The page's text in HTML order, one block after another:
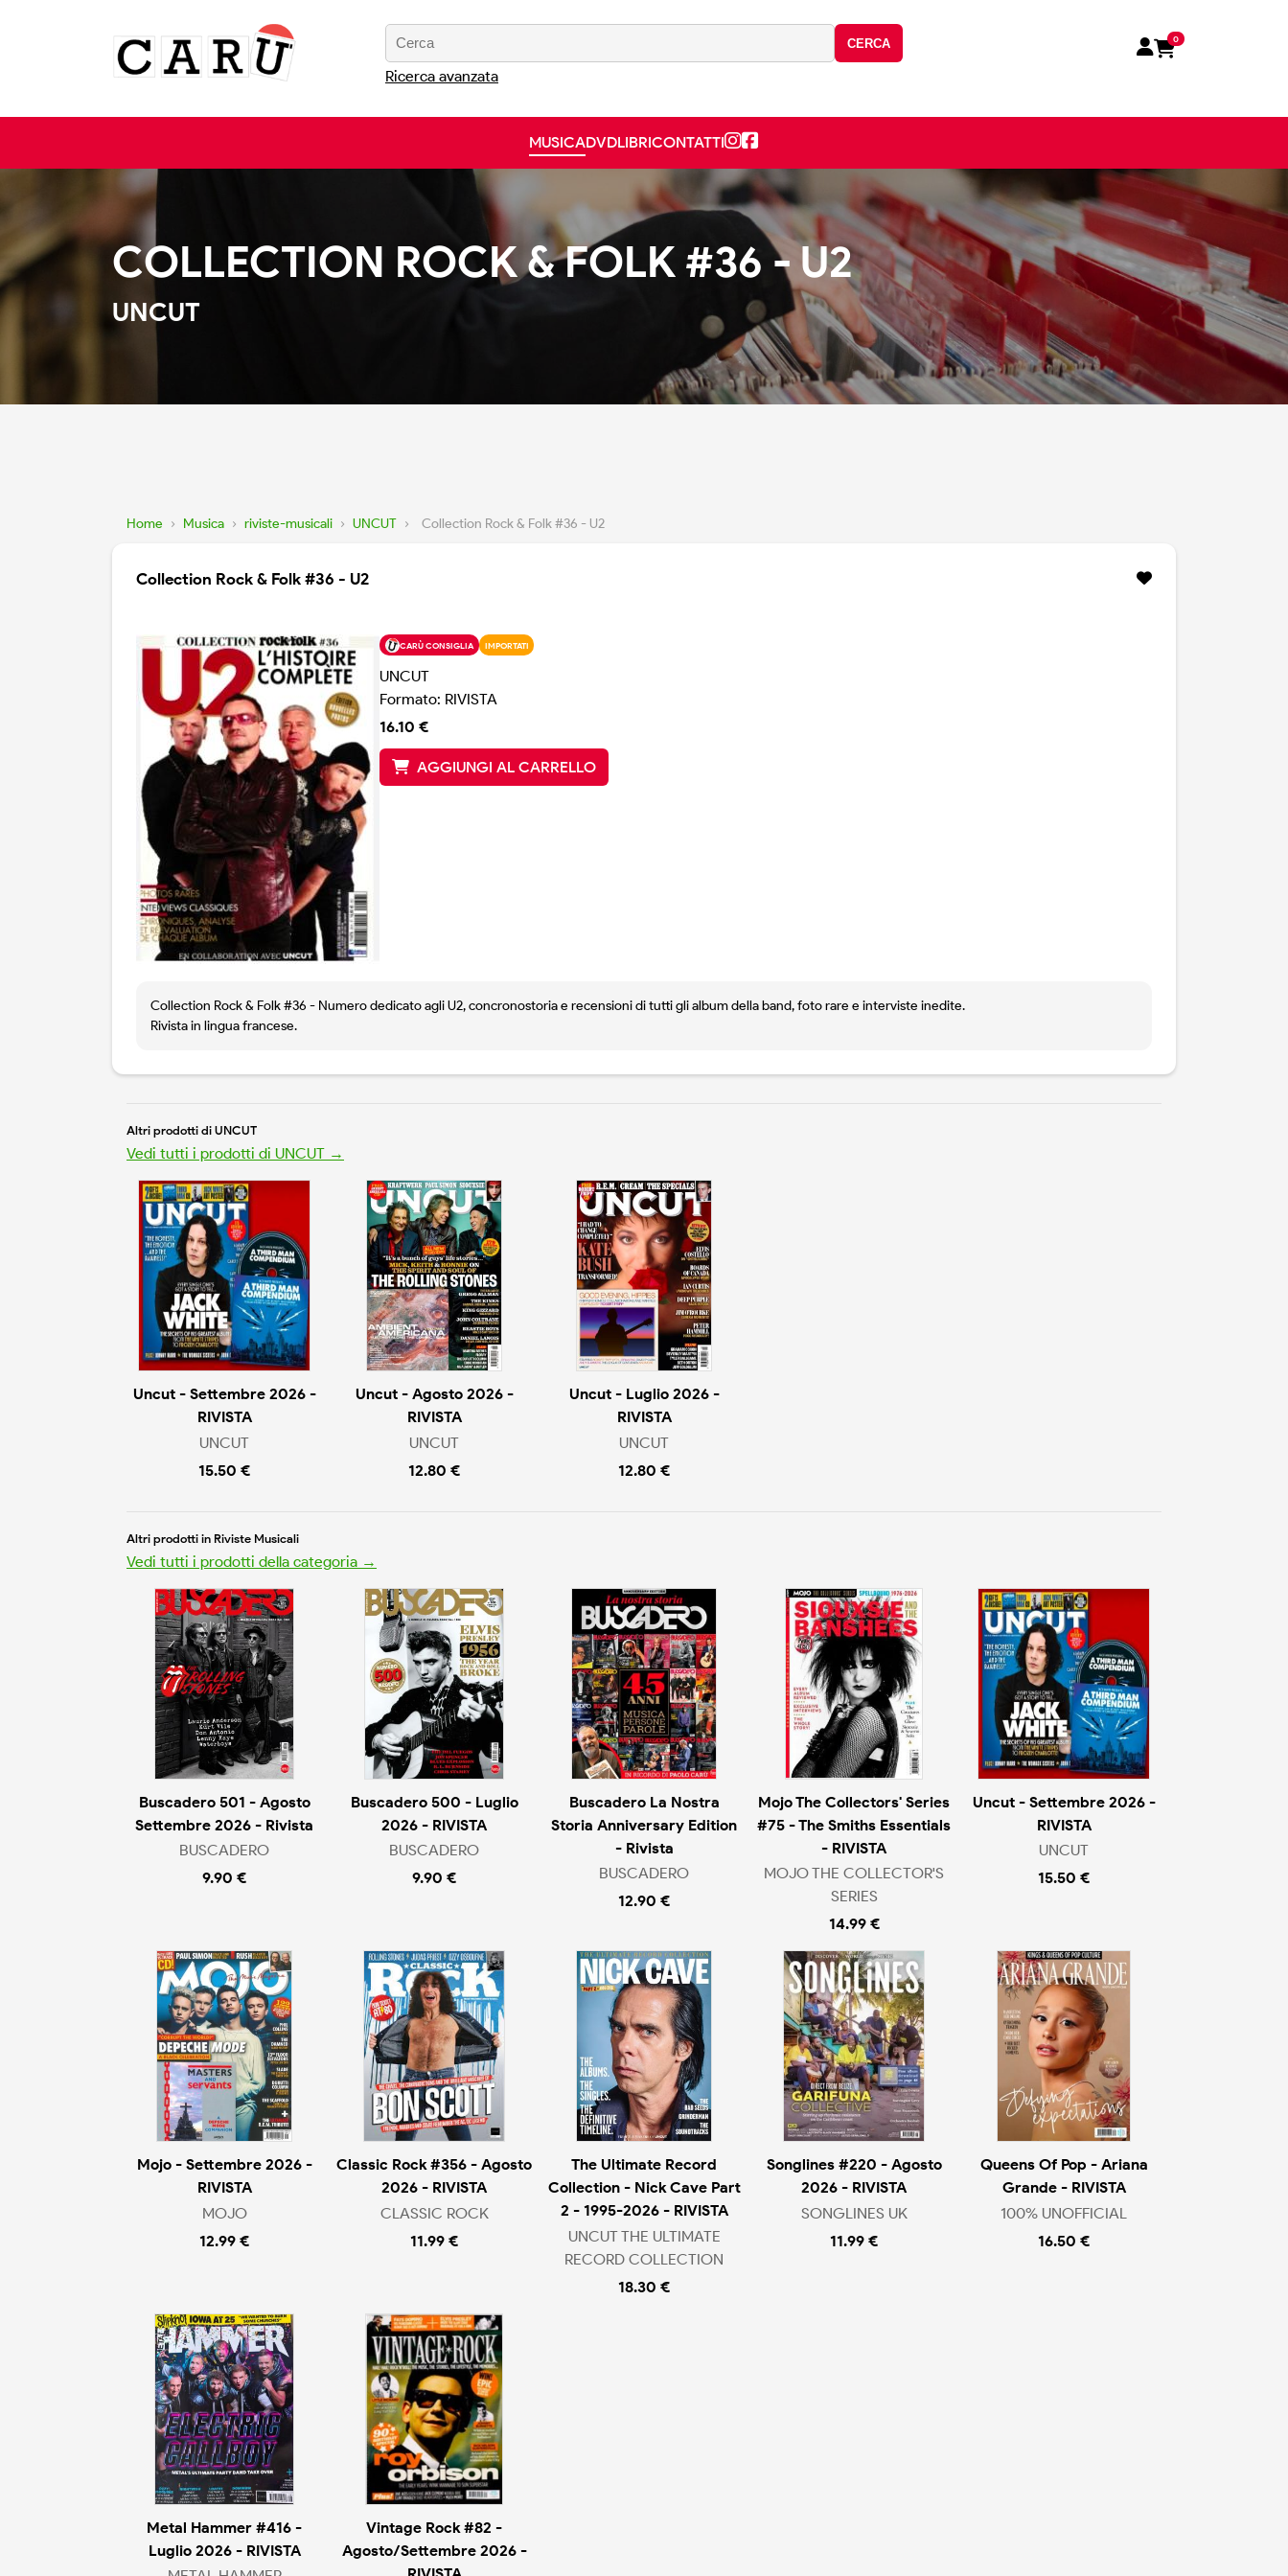
CERCA
Ricerca avanzata
0
MUSICADVDLIBRICONTATTI
COLLECTION ROCK & FOLK #36 - U2
UNCUT
Home › Musica › riviste-musicali › UNCUT › Collection Rock & Folk #36 - U2
Collection Rock & Folk #36 - U2
CARÙ CONSIGLIA IMPORTATI
UNCUT
Formato: RIVISTA
16.10 €
AGGIUNGI AL CARRELLO
Collection Rock & Folk #36 - Numero dedicato agli U2, concronostoria e recensioni di tutti gli album della band, foto rare e interviste inedite.
Rivista in lingua francese.
Altri prodotti di UNCUT
Vedi tutti i prodotti di UNCUT →
Uncut - Settembre 2026 -
RIVISTA
UNCUT
15.50 €
Uncut - Agosto 2026 -
RIVISTA
UNCUT
12.80 €
Uncut - Luglio 2026 -
RIVISTA
UNCUT
12.80 €
Altri prodotti in Riviste Musicali
Vedi tutti i prodotti della categoria →
Buscadero 501 - Agosto
Settembre 2026 - Rivista
BUSCADERO
9.90 €
Buscadero 500 - Luglio
2026 - RIVISTA
BUSCADERO
9.90 €
Buscadero La Nostra
Storia Anniversary Edition
- Rivista
BUSCADERO
12.90 €
Mojo The Collectors' Series
#75 - The Smiths Essentials
- RIVISTA
MOJO THE COLLECTOR'S
SERIES
14.99 €
Uncut - Settembre 2026 -
RIVISTA
UNCUT
15.50 €
Mojo - Settembre 2026 -
RIVISTA
MOJO
12.99 €
Classic Rock #356 - Agosto
2026 - RIVISTA
CLASSIC ROCK
11.99 €
The Ultimate Record
Collection - Nick Cave Part
2 - 1995-2026 - RIVISTA
UNCUT THE ULTIMATE
RECORD COLLECTION
18.30 €
Songlines #220 - Agosto
2026 - RIVISTA
SONGLINES UK
11.99 €
Queens Of Pop - Ariana
Grande - RIVISTA
100% UNOFFICIAL
16.50 €
Metal Hammer #416 -
Luglio 2026 - RIVISTA
Vintage Rock #82 -
Agosto/Settembre 2026 -